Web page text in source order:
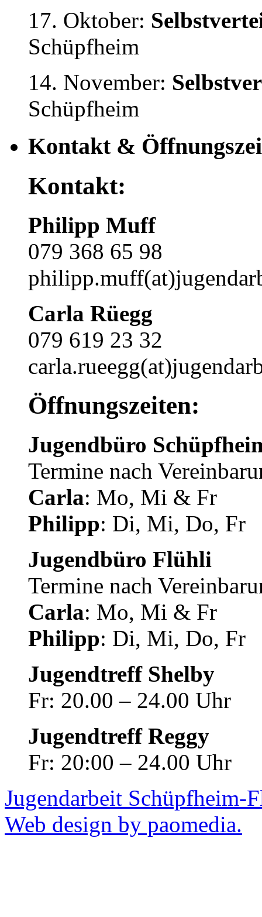
17. Oktober:
Schüpfheim
14. November:
Schüpfheim
Kontakt &
Kontakt:
Philipp Muff
079 368 65 98
Carla Rüegg
079 619 23 32
Öffnungszeiten:
Jugendbüro
Termine nach
Carla: Mo, Mi & Fr
Philipp: Di, Mi, Do, Fr
Jugendbüro Flühli
Termine nach
Carla: Mo, Mi & Fr
Philipp: Di, Mi, Do, Fr
Jugendtreff Shelby
Fr: 20.00 – 24.00 Uhr
Jugendtreff Reggy
Fr: 20:00 – 24.00 Uhr
Jugendarbeit Schüpfheim-
Web design by paomedia.